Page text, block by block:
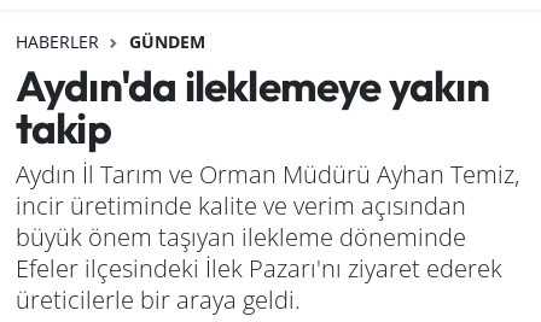
HABERLER GÜNDEM
Aydın'da ileklemeye yakın
takip
Aydın İl Tarım ve Orman Müdürü Ayhan Temiz,
incir üretiminde kalite ve verim açısından
büyük önem taşıyan ilekleme döneminde
Efeler ilçesindeki İlek Pazarı'nı ziyaret ederek
üreticilerle bir araya geldi.
Genel
Haber
Izmir
Kütahya
Son Dakika Haberleri
Haber Arşivi